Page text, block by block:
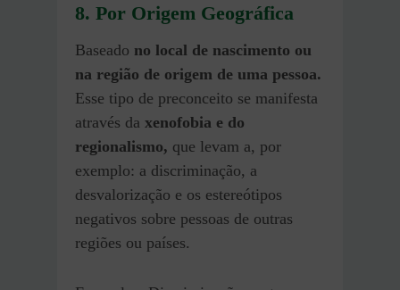
8. Por Origem Geográfica
Baseado no local de nascimento ou
na região de origem de uma pessoa.
Esse tipo de preconceito se manifesta
através da xenofobia e do
regionalismo, que levam a, por
exemplo: a discriminação, a
desvalorização e os estereótipos
negativos sobre pessoas de outras
regiões ou países.